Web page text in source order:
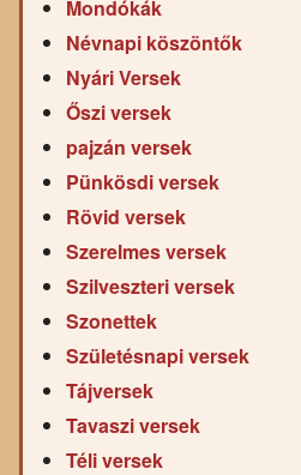
Mondókák
Névnapi köszöntők
Nyári Versek
Őszi versek
pajzán versek
Pünkösdi versek
Rövid versek
Szerelmes versek
Szilveszteri versek
Szonettek
Születésnapi versek
Tájversek
Tavaszi versek
Téli versek